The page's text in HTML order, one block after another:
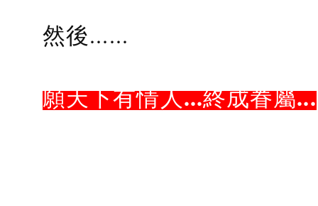
然後......
願天下有情人...終成眷屬...